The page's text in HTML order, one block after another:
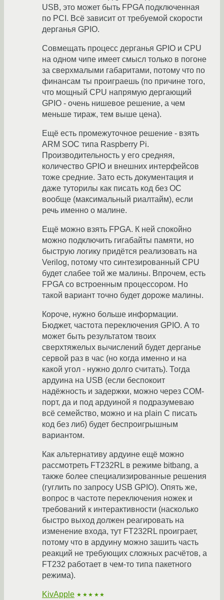
USB, это может быть FPGA подключенная
по PCI. Всё зависит от требуемой скорости
дерганья GPIO.
Совмещать процесс дерганья GPIO и CPU
на одном чипе имеет смысл только в погоне
за сверхмалыми габаритами, потому что по
финансам ты проиграешь (по причине того,
что мощный CPU напрямую дергающий
GPIO - очень нишевое решение, а чем
меньше тираж, тем выше цена).
Ещё есть промежуточное решение - взять
ARM SOC типа Raspberry Pi.
Производительность у его средняя,
количество GPIO и внешних интерфейсов
тоже средние. Зато есть документация и
даже туторилы как писать код без ОС
вообще (максимальный риалтайм), если
речь именно о малине.
Ещё можно взять FPGA. К ней спокойно
можно подключить гигабайты памяти, но
быструю логику придётся реализовать на
Verilog, потому что синтезированный CPU
будет слабее той же малины. Впрочем, есть
FPGA со встроенным процессором. Но
такой вариант точно будет дороже малины.
Короче, нужно больше информации.
Бюджет, частота переключения GPIO. А то
может быть результатом твоих
сверхтяжелых вычислений будет дерганье
сервой раз в час (но когда именно и на
какой угол - нужно долго считать). Тогда
ардуина на USB (если беспокоит
надёжность и задержки, можно через COM-
порт, да и под ардуиной я подразумеваю
всё семейство, можно и на plain C писать
код без либ) будет беспроигрышным
вариантом.
Как альтернативу ардуине ещё можно
рассмотреть FT232RL в режиме bitbang, а
также более специализированные решения
(гуглить по запросу USB GPIO). Опять же,
вопрос в частоте переключения ножек и
требований к интерактивности (насколько
быстро выход должен реагировать на
изменение входа, тут FT232RL проиграет,
потому что в ардуину можно зашить часть
реакций не требующих сложных расчётов, а
FT232 работает в чем-то типа пакетного
режима).
KivApple ★★★★★